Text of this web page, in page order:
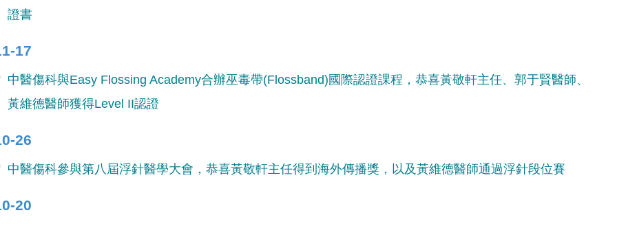
證書
17
中醫傷科與Easy Flossing Academy合辦巫毒帶(Flossband)國際認證課程，恭喜黃敬軒主任、郭于賢醫師、
黃維德醫師獲得Level II認證
26
中醫傷科參與第八屆浮針醫學大會，恭喜黃敬軒主任得到海外傳播獎，以及黃維德醫師通過浮針段位賽
20